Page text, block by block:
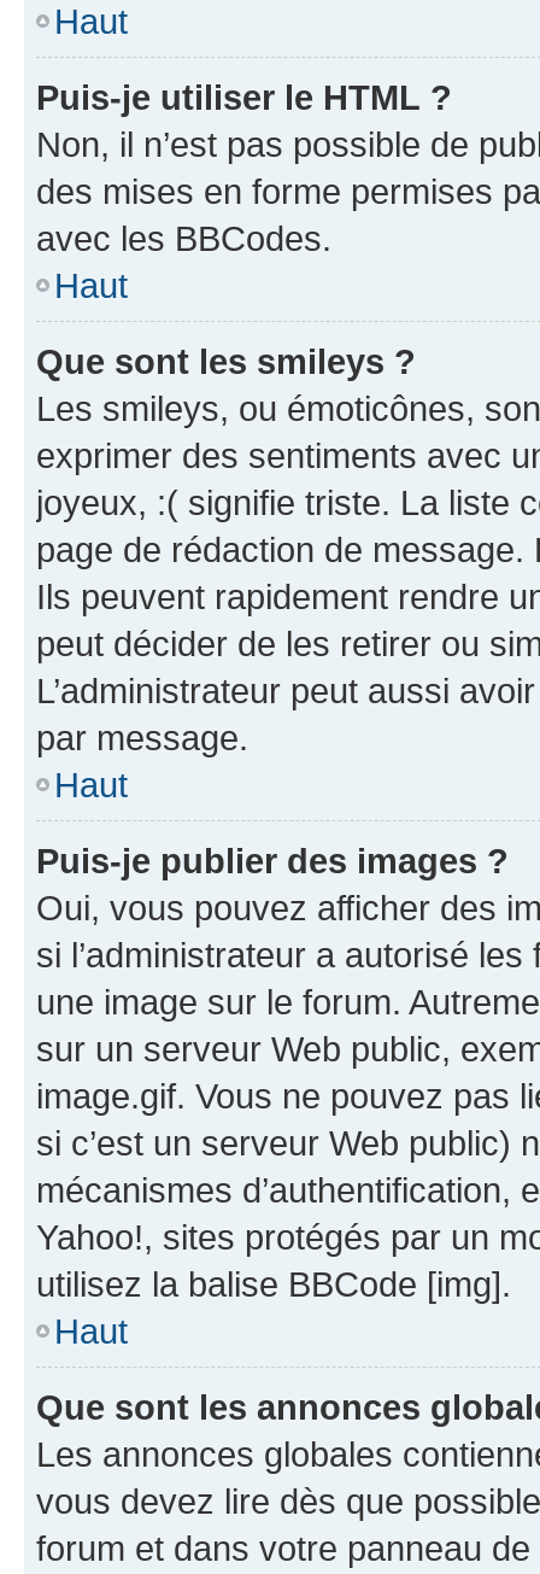
Haut
Puis-je utiliser le HTML ?
Non, il n’est pas possible de
des mises en forme permises
avec les BBCodes.
Haut
Que sont les smileys ?
Les smileys, ou émoticônes,
exprimer des sentiments avec
joyeux, :( signifie triste. La liste
page de rédaction de
Ils peuvent rapidement rendre
peut décider de les retirer ou
L’administrateur peut aussi
par message.
Haut
Puis-je publier des images ?
Oui, vous pouvez afficher des
si l’administrateur a autorisé
une image sur le forum.
sur un serveur Web public,
image.gif. Vous ne pouvez pas
si c’est un serveur Web public)
mécanismes d’authentification,
Yahoo!, sites protégés par un
utilisez la balise BBCode [img].
Haut
Que sont les annonces
Les annonces globales
vous devez lire dès que
forum et dans votre panneau